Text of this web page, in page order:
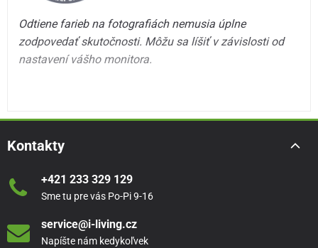
Odtiene farieb na fotografiách nemusia úplne
zodpovedať skutočnosti. Môžu sa líšiť v závislosti od
nastavení vášho monitora.
Kontakty
+421 233 329 129
Sme tu pre vás Po-Pi 9-16
service@i-living.cz
Napíšte nám kedykoľvek